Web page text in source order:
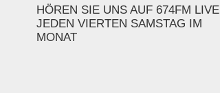
HÖREN SIE UNS AUF 674FM LIVE
JEDEN VIERTEN SAMSTAG IM
MONAT